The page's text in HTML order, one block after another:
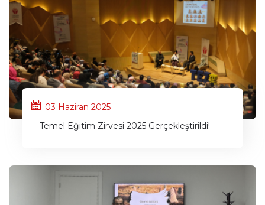
03 Haziran 2025
Temel Eğitim Zirvesi 2025 Gerçekleştirildi!